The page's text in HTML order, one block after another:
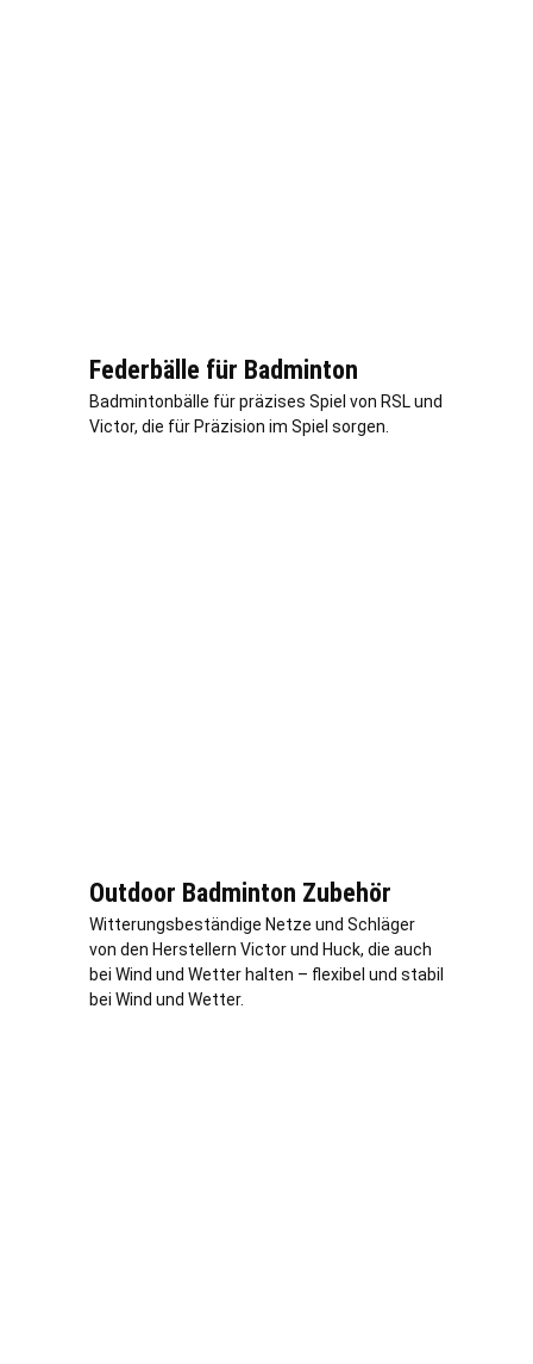
Federbälle für Badminton
Badmintonbälle für präzises Spiel von RSL und
Victor, die für Präzision im Spiel sorgen.
Outdoor Badminton Zubehör
Witterungsbeständige Netze und Schläger
von den Herstellern Victor und Huck, die auch
bei Wind und Wetter halten – flexibel und stabil
bei Wind und Wetter.